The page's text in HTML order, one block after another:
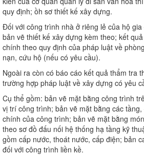
quy định; ồh sơ thiết kế xây dựng.
Đối với công trình nhà ở riêng lẻ của hộ
bản vẽ thiết kế xây dựng kèm theo; kết
chính theo quy định của pháp luật về
nạn, cứu hộ (nếu có yêu cầu).
Ngoài ra còn có báo cáo kết quả thẩm tra
trường hợp pháp luật về xây dựng có yêu
Cụ thể gồm: bản vẽ mặt bằng công trình
vị trí công trình; bản vẽ mặt bằng các
chính của công trình; bản vẽ mặt bằng
theo sơ đồ đấu nối hệ thống hạ tầng kỹ
gồm cấp nước, thoát nước, cấp điện; bản
đối với công trình liền kề.